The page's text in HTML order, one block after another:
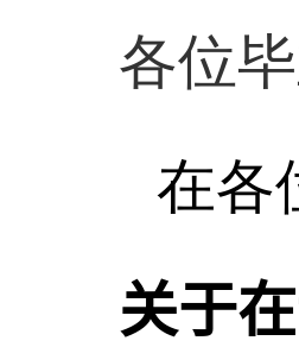
各位
在各
关于